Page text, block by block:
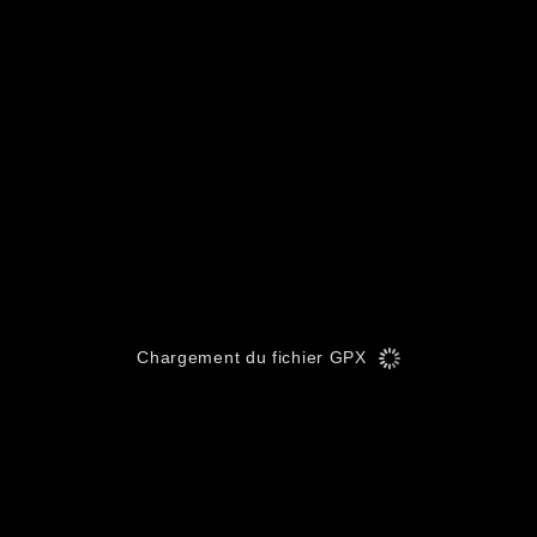
Chargement du fichier GPX